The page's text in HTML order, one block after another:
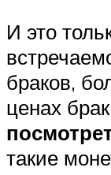
И это
браков,
ценах
такие